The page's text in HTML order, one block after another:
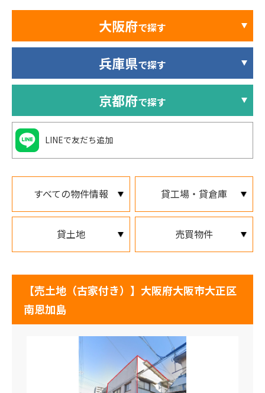
すべての物件情報 貸工場・貸倉庫
貸土地 売買物件
【売土地（古家付き）】大阪府大阪市大正区
南恩加島
大阪府で探す
兵庫県で探す
京都府で探す
LINEで友だち追加